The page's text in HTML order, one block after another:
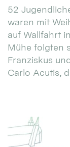
52
waren mit
auf Wallfahrt
Mühe folgten
Franziskus
Carlo Acutis,